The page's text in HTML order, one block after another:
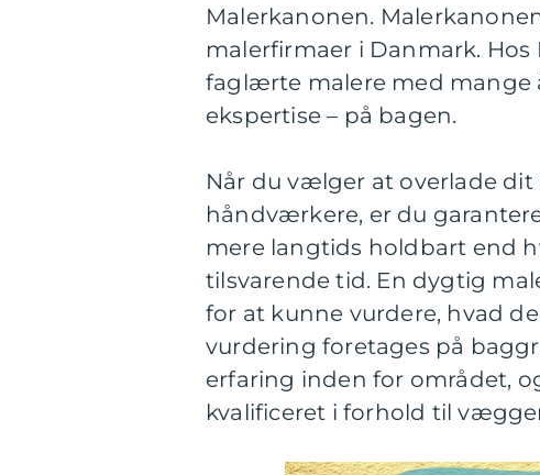
Malerkanonen.
malerfirmaer i Danmark.
faglærte malere med mange
ekspertise – på bagen.
Når du vælger at overlade
håndværkere, er du
mere langtids holdbart end
tilsvarende tid. En dygtig
for at kunne vurdere, hvad
vurdering foretages på
erfaring inden for området,
kvalificeret i forhold til